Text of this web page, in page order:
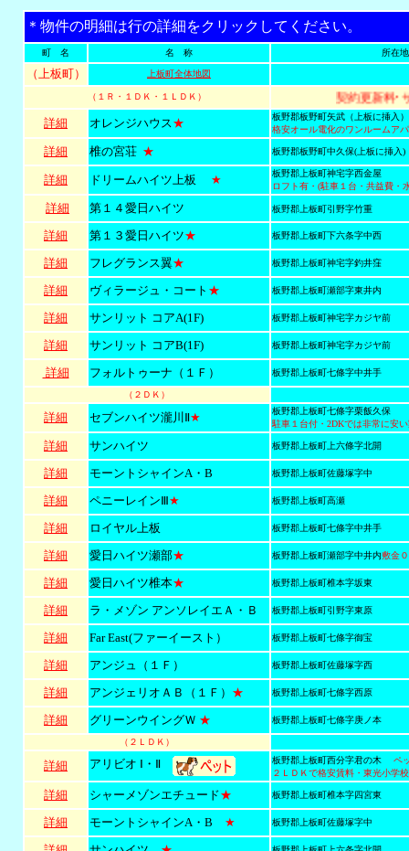
＊物件の明細は行の詳細をクリックしてください。
町 名 名 称 所在地
（上板町） 上板町全体地図
（１Ｒ・１ＤＫ・１ＬＤＫ）
契約更新料･
詳細
オレンジハウス★
板野郡板野町矢武（上板に挿入）
格安オール電化のワンルームア
詳細 椎の宮荘 ★ 板野郡板野町中久保(上板に挿入)
詳細 ドリームハイツ上板 ★
板野郡上板町神宅字西金屋
ロフト有・(駐車１台・共益費・
詳細 第１４愛日ハイツ 板野郡上板町引野字竹重
詳細 第１３愛日ハイツ★ 板野郡上板町下六条字中西
詳細 フレグランス翼★ 板野郡上板町神宅字釣井窪
詳細 ヴィラージュ・コート ★ 板野郡上板町瀬部字東井内
詳細 サンリット コアA(1F) 板野郡上板町神宅字カジヤ前
詳細 サンリット コアB(1F) 板野郡上板町神宅字カジヤ前
詳細 フォルトゥーナ（１Ｆ） 板野郡上板町七條字中井手
（２ＤＫ）
詳細 セブンハイツ瀧川Ⅱ★
板野郡上板町七條字栗飯久保
駐車１台付・2DKでは非常に安
詳細 サンハイツ 板野郡上板町上六條字北開
詳細 モーントシャインA・B 板野郡上板町佐藤塚字中
詳細 ペニーレインⅢ★ 板野郡上板町高瀬
詳細 ロイヤル上板 板野郡上板町七條字中井手
詳細 愛日ハイツ瀬部★ 板野郡上板町瀬部字中井内敷金
詳細 愛日ハイツ椎本★ 板野郡上板町椎本字坂東
詳細 ラ・メゾン アンソレイエＡ・Ｂ 板野郡上板町引野字東原
詳細 Far East(ファーイースト） 板野郡上板町七條字御宝
詳細 アンジュ（１Ｆ） 板野郡上板町佐藤塚字西
詳細 アンジェリオＡＢ（１Ｆ） ★ 板野郡上板町七條字西原
詳細 グリーンウイングＷ ★ 板野郡上板町七條字庚ノ本
（２ＬＤＫ）
詳細 アリビオ Ⅰ・Ⅱ 板野郡上板町西分字君の木
ペ
２ＬＤＫで格安賃料・東光小学
詳細 シャーメゾンエチュード★ 板野郡上板町椎本字四宮東
詳細 モーントシャインA・B ★ 板野郡上板町佐藤塚字中